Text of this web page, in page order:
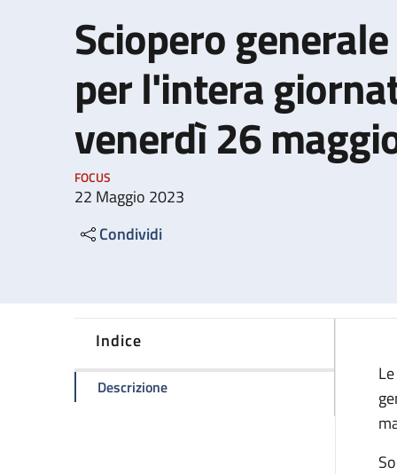
Sciopero
per l'intera
venerdì 26
FOCUS
22 Maggio 2023
Condividi
Indice
Descrizionedella pagina Sciopero generale